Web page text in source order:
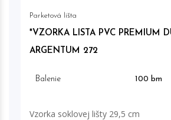
Parketová lišta
*VZORKA LISTA PVC PREMIUM
ARGENTUM 272
Balenie 100 bm
Vzorka soklovej lišty 29,5 cm